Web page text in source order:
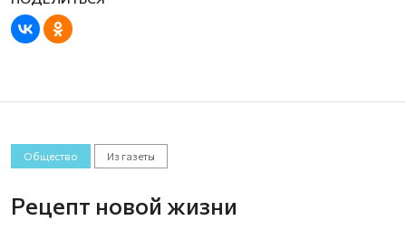
Общество Из газеты
Рецепт новой жизни